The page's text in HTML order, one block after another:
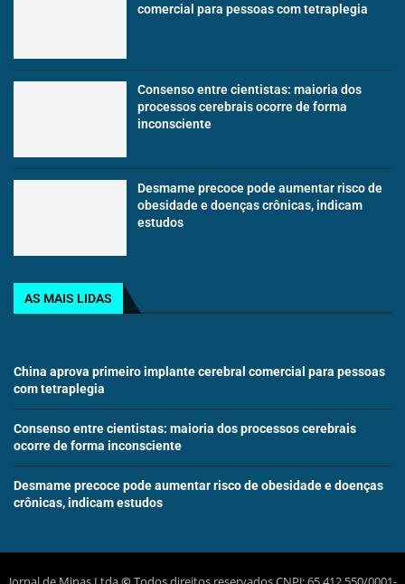
comercial para pessoas com tetraplegia
Consenso entre cientistas: maioria dos
processos cerebrais ocorre de forma
inconsciente
Desmame precoce pode aumentar risco de
obesidade e doenças crônicas, indicam
estudos
AS MAIS LIDAS
China aprova primeiro implante cerebral comercial para pessoas
com tetraplegia
Consenso entre cientistas: maioria dos processos cerebrais
ocorre de forma inconsciente
Desmame precoce pode aumentar risco de obesidade e doenças
crônicas, indicam estudos